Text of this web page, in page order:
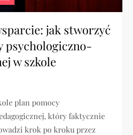
jak stworzyć
psychologiczno-
w szkole
plan pomocy
który faktycznie
krok po kroku przez